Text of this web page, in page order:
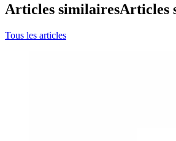
Articles similairesArticles
Tous les articles